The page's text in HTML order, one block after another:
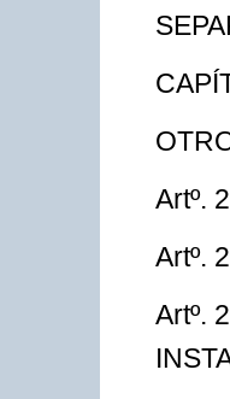
Artº.
Artº.
Artº.